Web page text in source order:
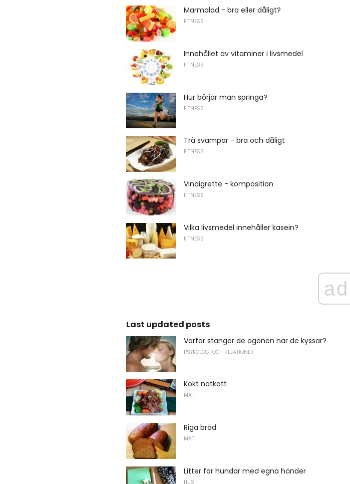
Marmalad - bra eller dåligt?
FITNESS
Innehållet av vitaminer i livsmedel
FITNESS
Hur börjar man springa?
FITNESS
Trä svampar - bra och dåligt
FITNESS
Vinaigrette - komposition
FITNESS
Vilka livsmedel innehåller kasein?
FITNESS
ad
Last updated posts
Varför stänger de ögonen när de kyssar?
PSYKOLOGI OCH RELATIONER
Kokt nötkött
MAT
Riga bröd
MAT
Litter för hundar med egna händer
HUS